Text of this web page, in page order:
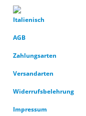
AGB
Zahlungsarten
Versandarten
Widerrufsbelehrung
Impressum